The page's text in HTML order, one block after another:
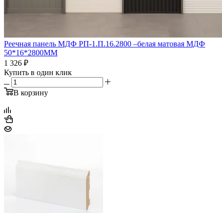
Реечная панель МДФ РП-1.П.16.2800 –белая матовая МДФ
50*16*2800ММ
1 326 ₽
Купить в один клик
В корзину